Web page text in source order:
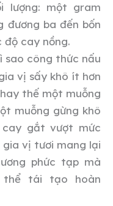
lượng: một gram
đương ba đến bốn
độ cay nồng.
sao công thức nấu
vị sấy khô ít hơn
thế một muỗng
muỗng gừng khô
gắt vượt mức
gia vị tươi mang lại
phức tạp mà
thể tái tạo hoàn